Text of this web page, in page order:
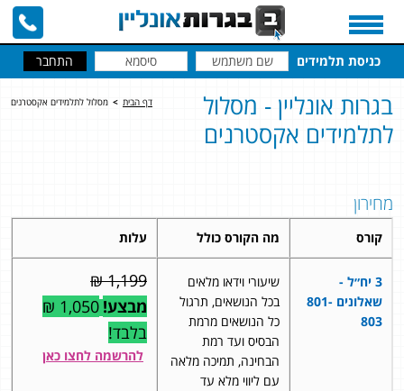
כניסת תלמידים
דף הבית > מסלול לתלמידים אקסטרנים
בגרות אונליין - מסלול
לתלמידים אקסטרנים
מחירון
קורס מה הקורס כולל עלות
3 יח״ל -
שאלונים 801-
803
שיעורי וידאו מלאים
בכל הנושאים, תרגול
כל הנושאים מרמת
הבסיס ועד רמת
הבחינה, תמיכה מלאה
עם ליווי מלא עד
1,199 ₪
מבצע!
1,050 ₪
בלבד!
להרשמה לחצו כאן